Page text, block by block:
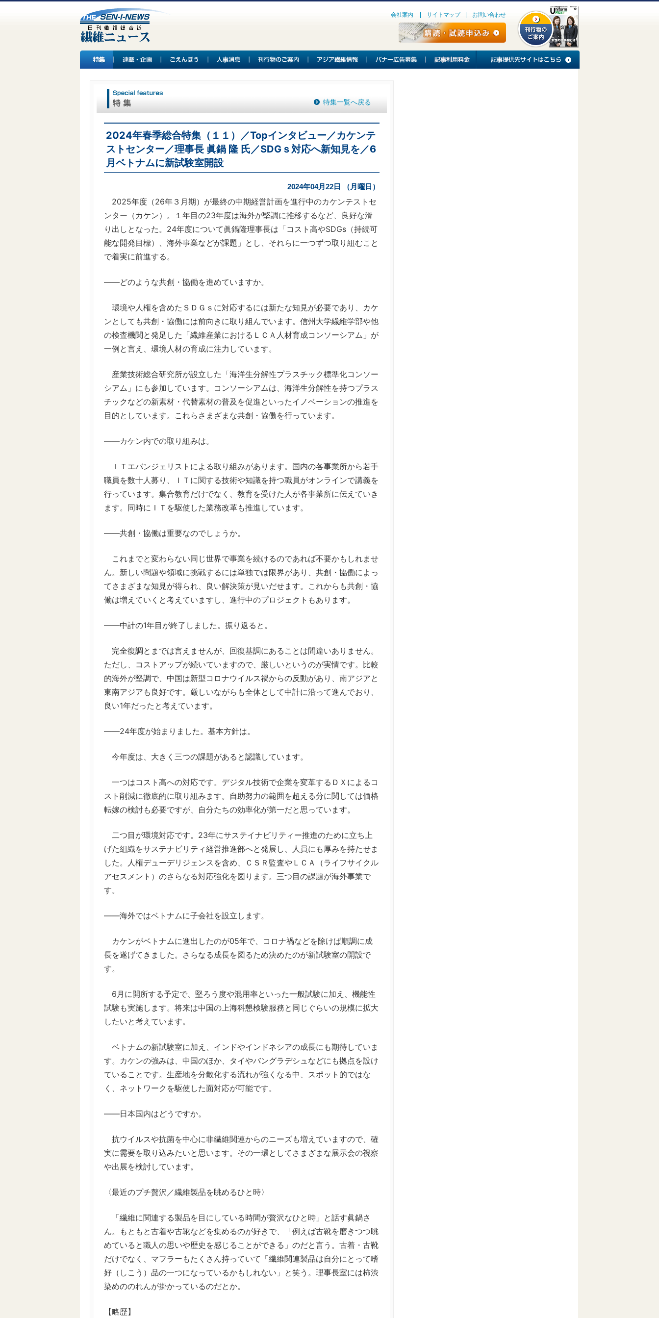
会社案内 サイトマップ お問い合わせ
特集一覧へ戻る
2024年春季総合特集（１１）／Topインタビュー／カケンテ
ストセンター／理事長 眞鍋 隆 氏／SDGｓ対応へ新知見を／6
月ベトナムに新試験室開設
2024年04月22日 （月曜日）
2025年度（26年３月期）が最終の中期経営計画を進行中のカケンテストセ
ンター（カケン）。１年目の23年度は海外が堅調に推移するなど、良好な滑
り出しとなった。24年度について眞鍋隆理事長は「コスト高やSDGs（持続可
能な開発目標）、海外事業などが課題」とし、それらに一つずつ取り組むこと
で着実に前進する。
――どのような共創・協働を進めていますか。
環境や人権を含めたＳＤＧｓに対応するには新たな知見が必要であり、カケ
ンとしても共創・協働には前向きに取り組んでいます。信州大学繊維学部や他
の検査機関と発足した「繊維産業におけるＬＣＡ人材育成コンソーシアム」が
一例と言え、環境人材の育成に注力しています。
産業技術総合研究所が設立した「海洋生分解性プラスチック標準化コンソー
シアム」にも参加しています。コンソーシアムは、海洋生分解性を持つプラス
チックなどの新素材・代替素材の普及を促進といったイノベーションの推進を
目的としています。これらさまざまな共創・協働を行っています。
――カケン内での取り組みは。
ＩＴエバンジェリストによる取り組みがあります。国内の各事業所から若手
職員を数十人募り、ＩＴに関する技術や知識を持つ職員がオンラインで講義を
行っています。集合教育だけでなく、教育を受けた人が各事業所に伝えていき
ます。同時にＩＴを駆使した業務改革も推進しています。
――共創・協働は重要なのでしょうか。
これまでと変わらない同じ世界で事業を続けるのであれば不要かもしれませ
ん。新しい問題や領域に挑戦するには単独では限界があり、共創・協働によっ
てさまざまな知見が得られ、良い解決策が見いだせます。これからも共創・協
働は増えていくと考えていますし、進行中のプロジェクトもあります。
――中計の1年目が終了しました。振り返ると。
完全復調とまでは言えませんが、回復基調にあることは間違いありません。
ただし、コストアップが続いていますので、厳しいというのが実情です。比較
的海外が堅調で、中国は新型コロナウイルス禍からの反動があり、南アジアと
東南アジアも良好です。厳しいながらも全体として中計に沿って進んでおり、
良い1年だったと考えています。
――24年度が始まりました。基本方針は。
今年度は、大きく三つの課題があると認識しています。
一つはコスト高への対応です。デジタル技術で企業を変革するＤＸによるコ
スト削減に徹底的に取り組みます。自助努力の範囲を超える分に関しては価格
転嫁の検討も必要ですが、自分たちの効率化が第一だと思っています。
二つ目が環境対応です。23年にサステイナビリティー推進のために立ち上
げた組織をサステナビリティ経営推進部へと発展し、人員にも厚みを持たせま
した。人権デューデリジェンスを含め、ＣＳＲ監査やＬＣＡ（ライフサイクル
アセスメント）のさらなる対応強化を図ります。三つ目の課題が海外事業で
す。
――海外ではベトナムに子会社を設立します。
カケンがベトナムに進出したのが05年で、コロナ禍などを除けば順調に成
長を遂げてきました。さらなる成長を図るため決めたのが新試験室の開設で
す。
6月に開所する予定で、堅ろう度や混用率といった一般試験に加え、機能性
試験も実施します。将来は中国の上海科懇検験服務と同じぐらいの規模に拡大
したいと考えています。
ベトナムの新試験室に加え、インドやインドネシアの成長にも期待していま
す。カケンの強みは、中国のほか、タイやバングラデシュなどにも拠点を設け
ていることです。生産地を分散化する流れが強くなる中、スポット的ではな
く、ネットワークを駆使した面対応が可能です。
――日本国内はどうですか。
抗ウイルスや抗菌を中心に非繊維関連からのニーズも増えていますので、確
実に需要を取り込みたいと思います。その一環としてさまざまな展示会の視察
や出展を検討しています。
〈最近のプチ贅沢／繊維製品を眺めるひと時〉
「繊維に関連する製品を目にしている時間が贅沢なひと時」と話す眞鍋さ
ん。もともと古着や古靴などを集めるのが好きで、「例えば古靴を磨きつつ眺
めていると職人の思いや歴史を感じることができる」のだと言う。古着・古靴
だけでなく、マフラーもたくさん持っていて「繊維関連製品は自分にとって嗜
好（しこう）品の一つになっているかもしれない」と笑う。理事長室には柿渋
染めののれんが掛かっているのだとか。
【略歴】